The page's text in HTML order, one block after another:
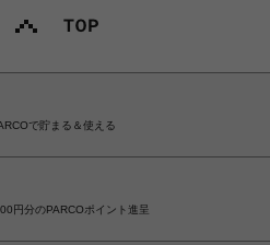
で貯まる＆使える
円分のPARCOポイント進呈